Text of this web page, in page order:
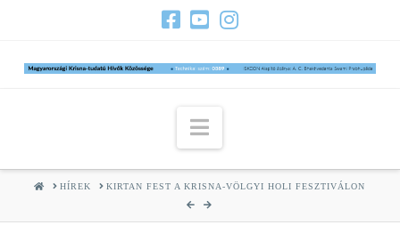
Navigation
HOMEHÍREK KIRTAN FEST A KRISNA-VÖLGYI HOLI FESZTIVÁLON